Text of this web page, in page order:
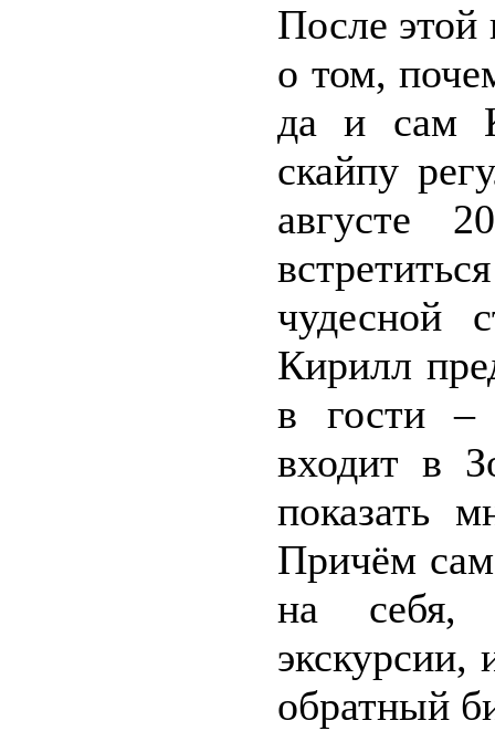
После этой
о том,
да и сам
скайпу
августе
чудесной
Кирилл
в гости –
входит в
показать
Причём сам
на себя,
экскурсии,
обратный